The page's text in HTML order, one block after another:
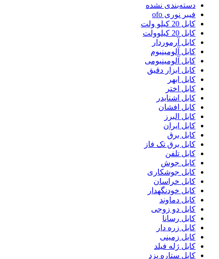
دسته‌بندی نشده
فیبر نوری ofo
کابل 20 کیلو ولت
کابل 20 کیلوولت
کابل آرموردار
کابل آلومینیوم
کابل آلومینیومی
کابل ابزار دقیق
کابل ابهر
کابل اختر
کابل اشنایدر
کابل افشان
کابل البرز
کابل ایران
کابل برق
کابل برق تک فاز
کابل تلفن
کابل جوش
کابل جوشکاری
کابل خراسان
کابل خودنگهدار
کابل دماوند
کابل دو زوجی
کابل رسانا
کابل زره دار
کابل زمینی
کابل ژله فیلد
کابل ستاره یزد